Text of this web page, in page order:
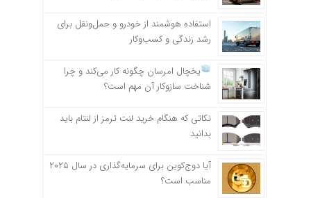
استفاده هوشمند از خودرو و حمل‌ونقل برای
رشد زندگی و کسب‌وکار
یخچال امرسان چگونه کار می‌کند و چرا
شناخت سازوکار آن مهم است؟
نکاتی که هنگام خرید لنت ترمز از لنتام باید
بدانید
آیا دوج‌کوین برای سرمایه‌گذاری در سال ۲۰۲۵
مناسب است؟